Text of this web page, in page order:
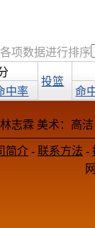
项数据进行排序
投篮
中率 命
志霖 美术：高
简介 - 联系方法 -